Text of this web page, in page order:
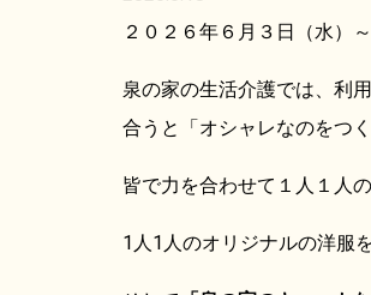
２０２６年６月３日（水）
泉の家の生活介護では、利
合うと「オシャレなのをつ
皆で力を合わせて１人１人
1人1人のオリジナルの洋服